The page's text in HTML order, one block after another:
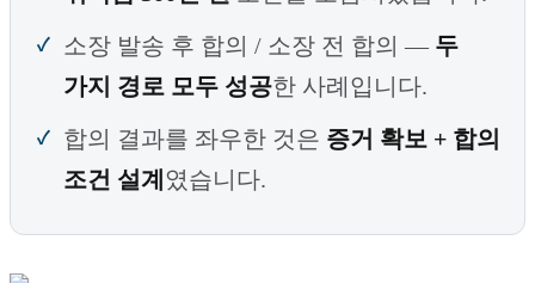
소장 발송 후 합의 / 소장 전 합의 — 두
가지 경로 모두 성공한 사례입니다.
합의 결과를 좌우한 것은 증거 확보 + 합의
조건 설계 였습니다.